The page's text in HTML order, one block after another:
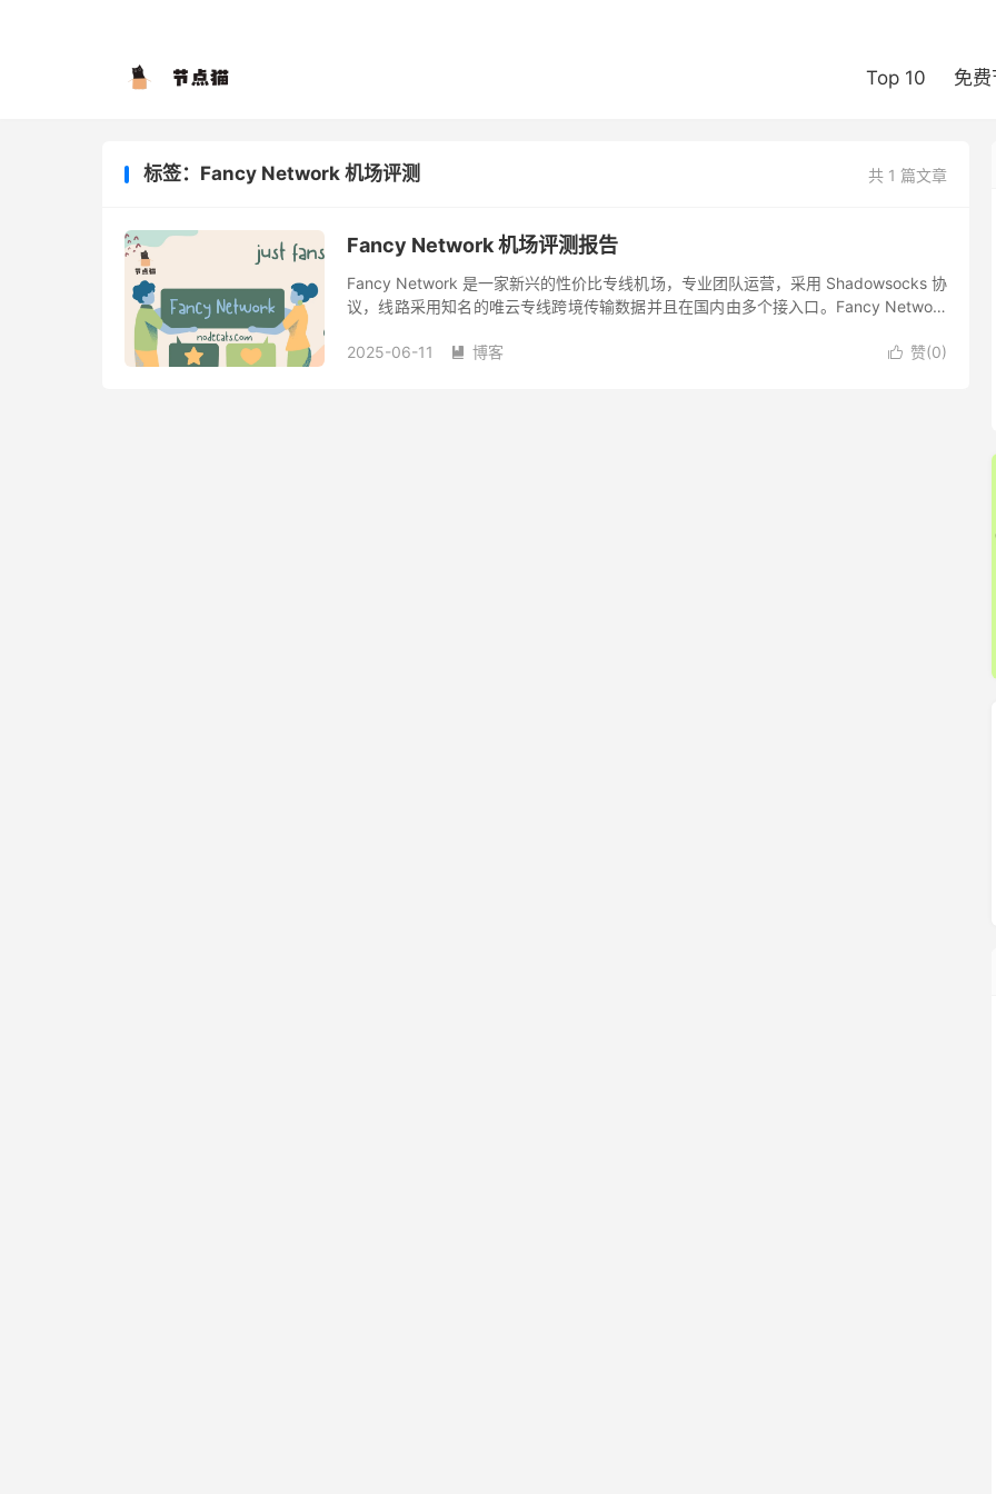
Top 10 免
共 1 篇文章
标签：Fancy Network 机场评测
Fancy Network 机场评测报告
Fancy Network 是一家新兴的性价比专线机场，专业团队运营，采用 Shadowsocks 协
议，线路采用知名的唯云专线跨境传输数据并且在国内由多个接入口。Fancy Network
 赞(0)
2025-06-11  博客